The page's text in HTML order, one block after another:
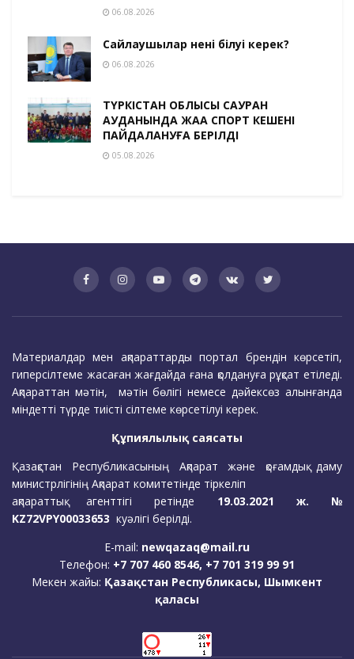
06.08.2026
Сайлаушылар нені білуі керек?
06.08.2026
ТҮРКІСТАН ОБЛЫСЫ САУРАН
АУДАНЫНДА ЖАҢА СПОРТ КЕШЕНІ
ПАЙДАЛАНУҒА БЕРІЛДІ
05.08.2026
Материалдар мен ақпараттарды портал брендін көрсетіп,
гиперсілтеме жасаған жағдайда ғана қолдануға рұқсат етіледі.
Ақпараттан мәтін, мәтін бөлігі немесе дәйексөз алынғанда
міндетті түрде тиісті сілтеме көрсетілуі керек.
Құпиялылық саясаты
Қазақстан Республикасының Ақпарат және қоғамдық даму
министрлігінің Ақпарат комитетінде тіркеліп
ақпараттық агенттігі ретінде 19.03.2021 ж. №
KZ72VPY00033653 куәлігі берілді.
E-mail: newqazaq@mail.ru
Телефон: +7 707 460 8546, +7 701 319 99 91
Мекен жайы: Қазақстан Республикасы, Шымкент
қаласы